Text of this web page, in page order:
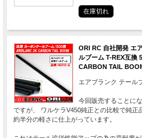
在庫切れ
ORI RC 自社開発 エ
ルブーム T-REX互換
CARBON TAIL
エアブランク テール
今回販売することに
ですが、 ワルケラV450純正との比較で純正
約半分の軽さに仕上がっています。